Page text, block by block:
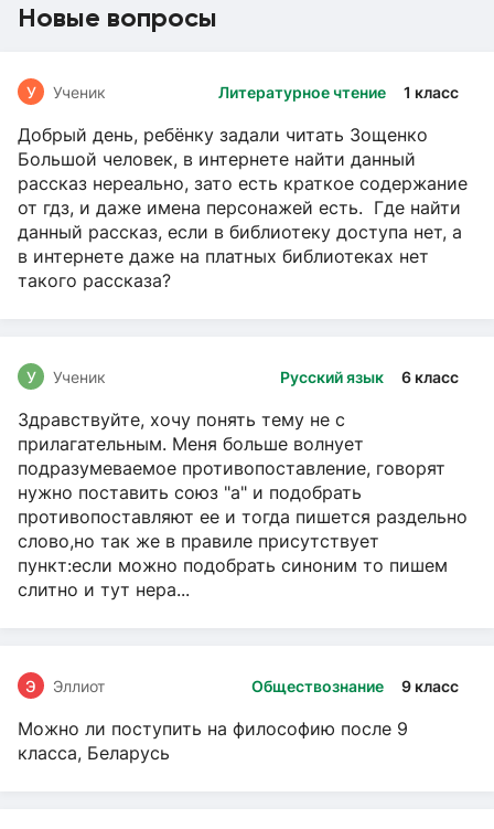
Новые вопросы
Литературное чтение 1 класс
У Ученик
Добрый день, ребёнку задали читать Зощенко
Большой человек, в интернете найти данный
рассказ нереально, зато есть краткое содержание
от гдз, и даже имена персонажей есть. Где найти
данный рассказ, если в библиотеку доступа нет, а
в интернете даже на платных библиотеках нет
такого рассказа?
Русский язык 6 класс
У Ученик
Здравствуйте, хочу понять тему не с
прилагательным. Меня больше волнует
подразумеваемое противопоставление, говорят
нужно поставить союз "а" и подобрать
противопоставляют ее и тогда пишется раздельно
слово,но так же в правиле присутствует
пункт:если можно подобрать синоним то пишем
слитно и тут нера...
Обществознание 9 класс
Э Эллиот
Можно ли поступить на философию после 9
класса, Беларусь